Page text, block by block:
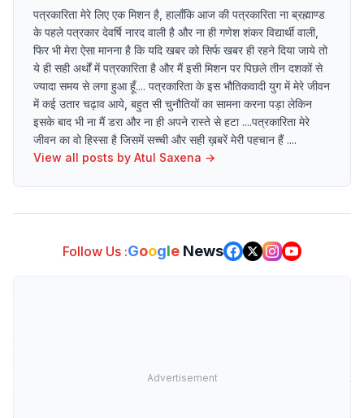
पत्रकारिता मेरे लिए एक मिशन है, हालाँकि आज की पत्रकारिता ना ब्रह्माण्ड
के पहले पत्रकार देवर्षि नारद वाली है और ना ही गणेश शंकर विद्यार्थी वाली,
फिर भी मेरा ऐसा मानना है कि यदि खबर को सिर्फ खबर ही रहने दिया जाये तो
ये ही सही अर्थों में पत्रकारिता है और मैं इसी मिशन पर पिछले तीन दशकों से
ज्यादा समय से लगा हुआ हूँ.... पत्रकारिता के इस भौतिकवादी युग में मेरे जीवन
में कई उतार चढ़ाव आये, बहुत सी चुनौतियों का सामना करना पड़ा लेकिन
इसके बाद भी ना मैं डरा और ना ही अपने रास्ते से हटा ....पत्रकारिता मेरे
जीवन का वो हिस्सा है जिसमें सच्ची और सही ख़बरें मेरी पहचान हैं ....
View all posts by Atul Saxena →
Follow Us :Google News
Advertisement